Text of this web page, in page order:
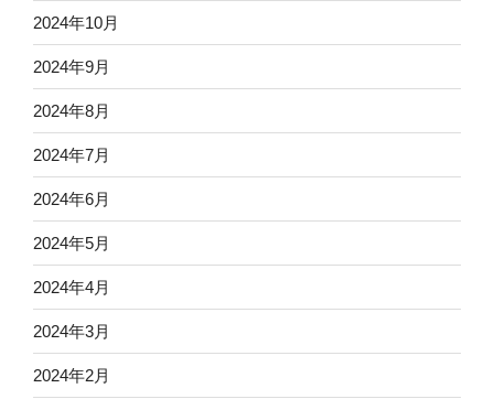
2024年10月
2024年9月
2024年8月
2024年7月
2024年6月
2024年5月
2024年4月
2024年3月
2024年2月